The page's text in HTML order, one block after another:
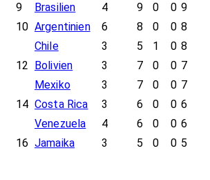
9
Brasilien 4 9 0 0 9
10 Argentinien 6 8 0 0 8
Chile
3 5 1 0 8
12
Bolivien 3 7 0 0 7
Mexiko
3 7 0 0 7
14 Costa Rica 3 6 0 0 6
Venezuela
4 6 0 0 6
16 Jamaika 3 5 0 0 5